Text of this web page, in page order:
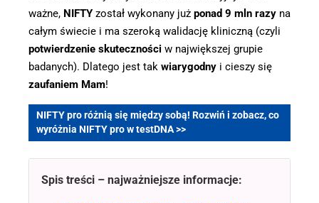
ważne, NIFTY został wykonany już ponad 9 mln razy na
całym świecie i ma szeroką walidację kliniczną (czyli
potwierdzenie skuteczności w największej grupie
badanych). Dlatego jest tak wiarygodny i cieszy się
zaufaniem Mam!
NIFTY pro różnią się między sobą! Rozwiń i zobacz, co
wyróżnia NIFTY pro w testDNA >>
Konsultacja z lekarzem genetykiem
Spis treści – najważniejsze informacje: